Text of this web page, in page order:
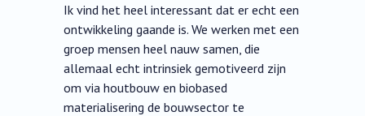
Ik vind het heel interessant dat er echt een
ontwikkeling gaande is. We werken met een
groep mensen heel nauw samen, die
allemaal echt intrinsiek gemotiveerd zijn
om via houtbouw en biobased
materialisering de bouwsector te